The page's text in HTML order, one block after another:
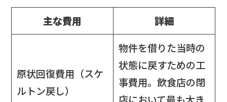
主な費用 詳細
原状回復費用（スケ
ルトン戻し）
物件を借りた当時の
状態に戻すための工
事費用。飲食店の閉